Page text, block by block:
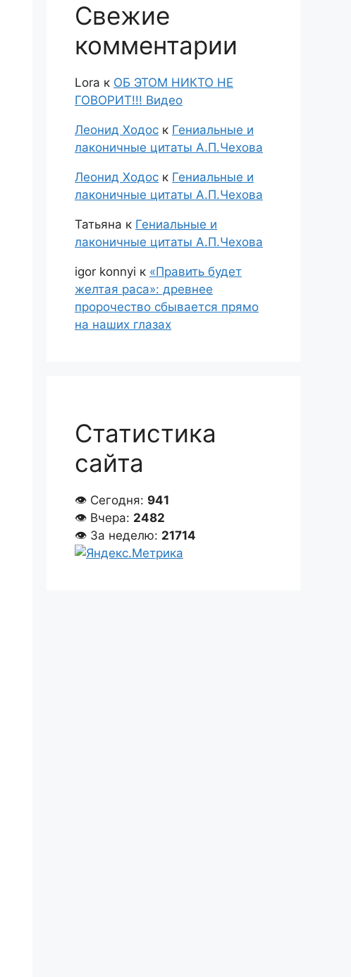
Свежие
комментарии
Lora к ОБ ЭТОМ НИКТО НЕ
ГОВОРИТ!!! Видео
Леонид Ходос к Гениальные и
лаконичные цитаты А.П.Чехова
Леонид Ходос к Гениальные и
лаконичные цитаты А.П.Чехова
Татьяна к Гениальные и
лаконичные цитаты А.П.Чехова
igor konnyi к «Править будет
желтая раса»: древнее
пророчество сбывается прямо
на наших глазах
Статистика
сайта
👁 Сегодня: 941
👁 Вчера: 2482
👁 За неделю: 21714